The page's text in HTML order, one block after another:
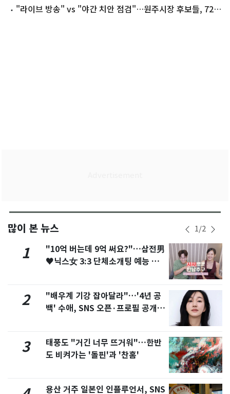
비'"라이브 방송" vs "야간 치안 점검"…원주시장 후보들, 72시
많이 본 뉴스 1/2
1
"10억 버는데 9억 써요?"…삼전男
♥닉스女 3:3 단체소개팅 예능 화
2
"배우계 기강 잡아달라"…'4년 공
백' 수애, SNS 오픈·프로필 공개
3
태풍도 "거긴 너무 뜨거워"…한반
도 비켜가는 '돌핀'과 '찬홈'
용산 거주 일본인 인플루언서, SNS